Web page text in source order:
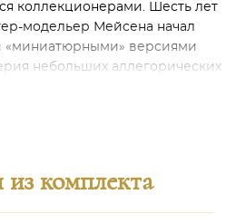
коллекционерами. Шесть лет
модельер Мейсена начал
«миниатюрными» версиями
небольших аллегорических
в 1755 году,
особую
из комплекта